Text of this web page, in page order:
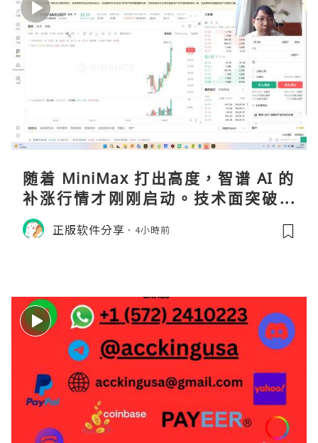
随着 MiniMax 打出高度，智谱 AI 的
补涨行情才刚刚启动。技术面突破在
即，基本面逻辑硬朗，目标先看 170，
顺势做多，在巨头上市潮来临前享受泡
正版软件分享 4小時前